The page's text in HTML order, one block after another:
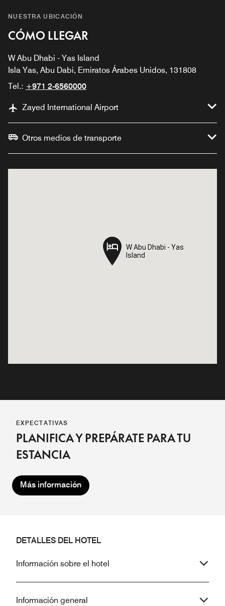
NUESTRA UBICACIÓN
CÓMO LLEGAR
W Abu Dhabi - Yas Island
Isla Yas, Abu Dabi, Emiratos Árabes Unidos, 131808
Tel.: +971 2-6560000
Zayed International Airport
Otros medios de transporte
W Abu Dhabi - Yas
Island
W Abu Dhabi - Yas
Island
EXPECTATIVAS
PLANIFICA Y PREPÁRATE PARA TU
ESTANCIA
Más información
DETALLES DEL HOTEL
Información sobre el hotel
Información general